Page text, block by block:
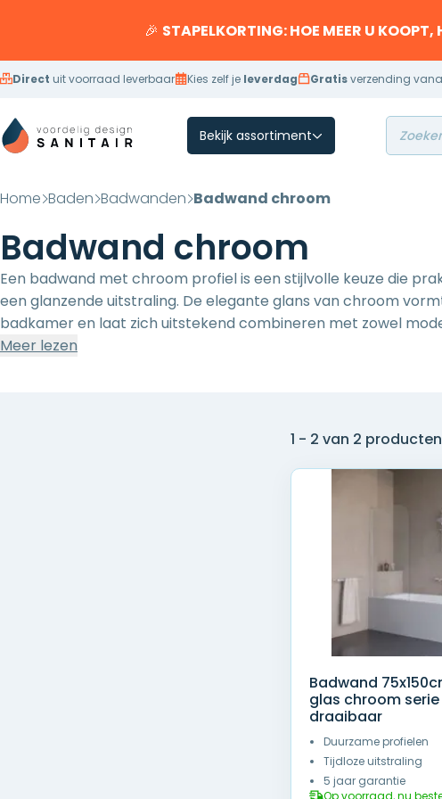
🎉 STAPELKORTING: HOE MEER U
Direct uit voorraad leverbaar Kies zelf je leverdag Gratisverzending
Bekijk assortiment
Home Baden Badwanden Badwand chroom
Badwand chroom
Een badwand met chroom profiel is een stijlvolle keuze die
een glanzende uitstraling. De elegante glans van chroom
badkamer en laat zich uitstekend combineren met zowel
Tegelijkertijd beschermt een badwand je badkamer tegen
Meer lezen
1 - 2 van 2 producten
Badwand
glas chroom
draaibaar
Duurzame profielen
Tijdloze uitstraling
5 jaar garantie
Op voorraad, nu